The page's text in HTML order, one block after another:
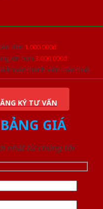
đến 1.000.000đ
lớn hơn 3.000.000đ
khoản thành viên thân thiết
KÝ TƯ VẤN
GIÁ
nhất từ chúng tôi